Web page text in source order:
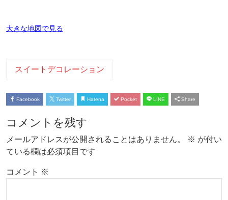
大きな地図で見る
スイートデコレーション
Facebook Twitter Hatena Pocket LINE Share
コメントを残す
メールアドレスが公開されることはありません。 ※ が付い
ている欄は必須項目です
コメント ※